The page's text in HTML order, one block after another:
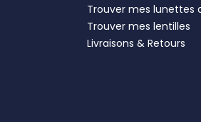
Trouver mes lunettes
Trouver mes lentilles
Livraisons & Retours